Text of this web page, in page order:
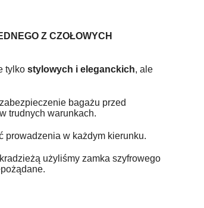
Z CZOŁOWYCH
tylko stylowych i eleganckich, ale
bagażu przed
trudnych warunkach.
prowadzenia w każdym kierunku.
użyliśmy zamka szyfrowego